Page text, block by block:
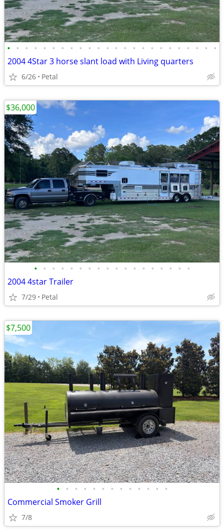
• • • • • • • • • • • • • • • • • • • • • • • •
2004 4Star 3 horse slant load with Living quarters
6/26 Petal
• • • • • • • • • • • • • • • • • •
2004 4star Trailer
7/29 Petal
$36,000
• • • • • • • • • • • • •
Commercial Smoker Grill
7/8
$7,500